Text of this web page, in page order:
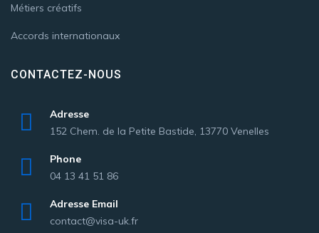
Métiers créatifs
Accords internationaux
CONTACTEZ-NOUS
Adresse
152 Chem. de la Petite Bastide, 13770 Venelles
Phone
04 13 41 51 86
Adresse Email
contact@visa-uk.fr